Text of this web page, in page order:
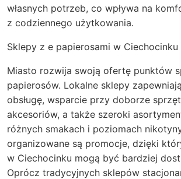
własnych potrzeb, co wpływa na
z codziennego użytkowania.
Sklepy z e papierosami w Ciechocinku
Miasto rozwija swoją ofertę punktów
papierosów. Lokalne sklepy
obsługę, wsparcie przy doborze
akcesoriów, a także szeroki
różnych smakach i poziomach
organizowane są promocje, dzięki
w Ciechocinku mogą być bardziej
Oprócz tradycyjnych sklepów